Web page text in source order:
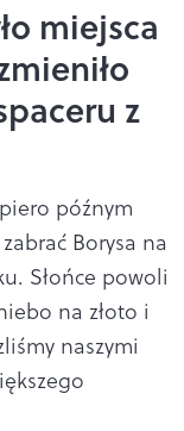
miejsca
z
późnym
Borysa na
Słońce powoli
na złoto i
naszymi